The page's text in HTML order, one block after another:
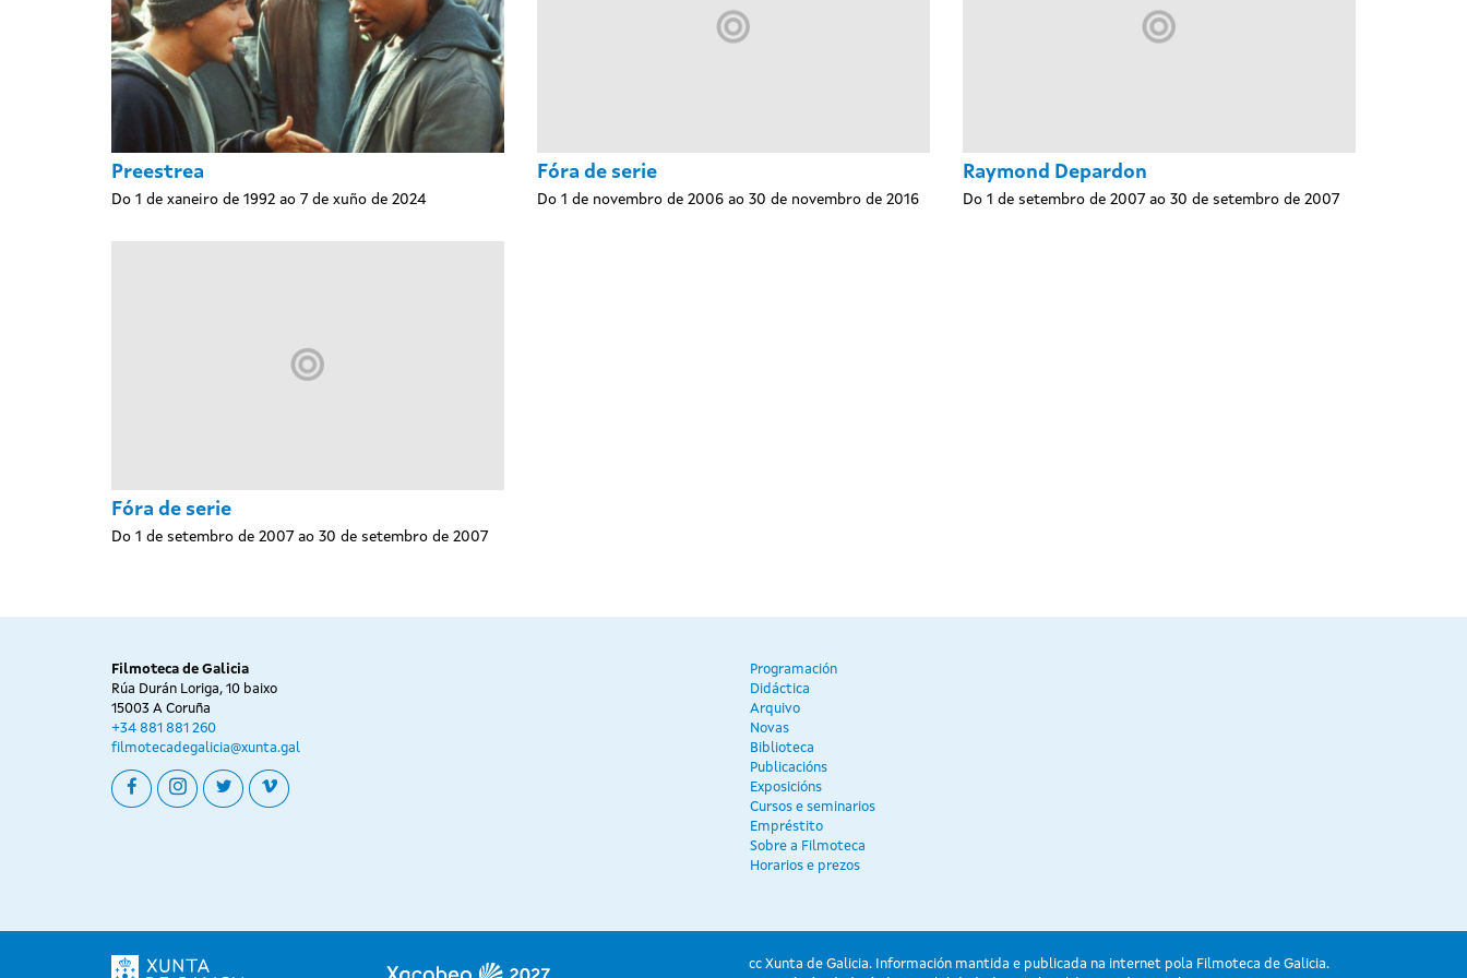
Preestrea
Do 1 de xaneiro de 1992 ao 7 de xuño de 2024
Fóra de serie
Do 1 de novembro de 2006 ao 30 de novembro de 2016
Raymond Depardon
Do 1 de setembro de 2007 ao 30 de setembro de 2007
Fóra de serie
Do 1 de setembro de 2007 ao 30 de setembro de 2007
Filmoteca de Galicia
Rúa Durán Loriga, 10 baixo
15003 A Coruña
+34 881 881 260
filmotecadegalicia@xunta.gal
facebookinstagram
twittervimeo
Programación
Didáctica
Arquivo
Novas
Biblioteca
Publicacións
Exposicións
Cursos e seminarios
Empréstito
Sobre a Filmoteca
Horarios e prezos
cc Xunta de Galicia. Información mantida e publicada na internet pola Filmoteca de Galicia.